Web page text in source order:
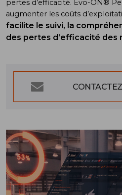
pertes d’efficacité. Evo-ON®
augmenter les coûts
facilite le suivi, la
des pertes d’efficacité des